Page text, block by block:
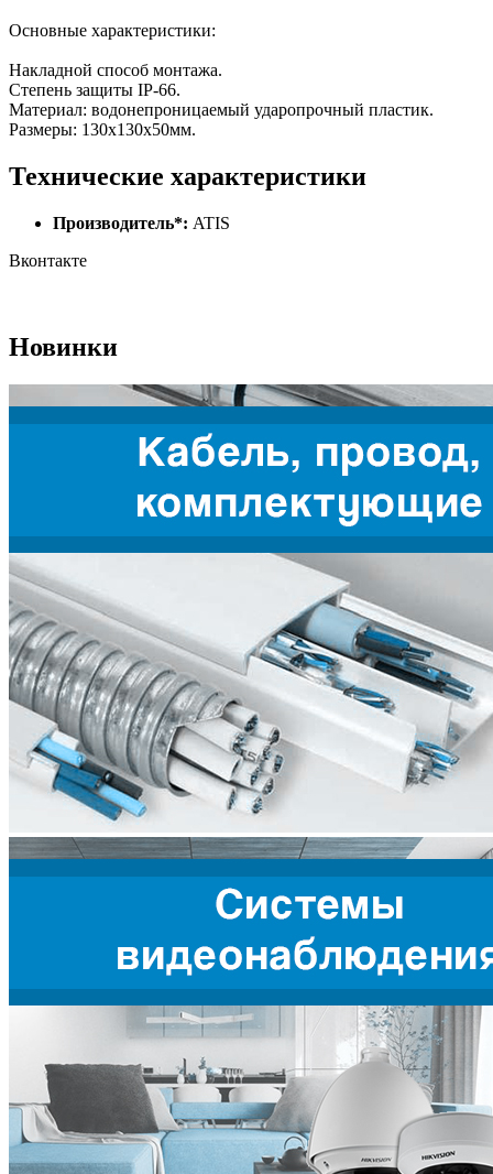
Основные характеристики:
Накладной способ монтажа.
Степень защиты IP-66.
Материал: водонепроницаемый ударопрочный пластик.
Размеры: 130х130х50мм.
Технические характеристики
Производитель*: ATIS
Вконтакте
Новинки